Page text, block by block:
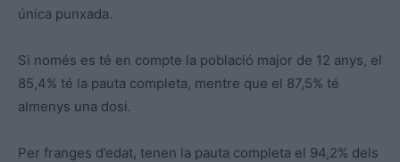
única punxada.
Si només es té en compte la població major de 12 anys, el
85,4% té la pauta completa, mentre que el 87,5% té
almenys una dosi.
Per franges d’edat, tenen la pauta completa el 94,2% dels